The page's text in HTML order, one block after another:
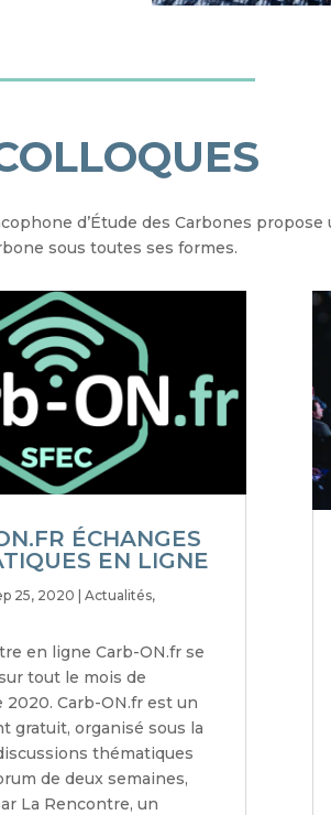
d’Étude des Carbones propose
sous toutes ses formes.
ÉCHANGES
EN LIGNE
25, 2020 Actualités,
en ligne Carb-ON.fr se
tout le mois de
2020. Carb-ON.fr est un
gratuit, organisé sous la
thématiques
de deux semaines,
La Rencontre, un